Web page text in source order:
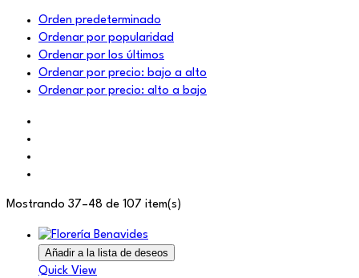
Orden predeterminado
Ordenar por popularidad
Ordenar por los últimos
Ordenar por precio: bajo a alto
Ordenar por precio: alto a bajo
Mostrando 37–48 de 107 item(s)
Añadir a la lista de deseos
Quick View